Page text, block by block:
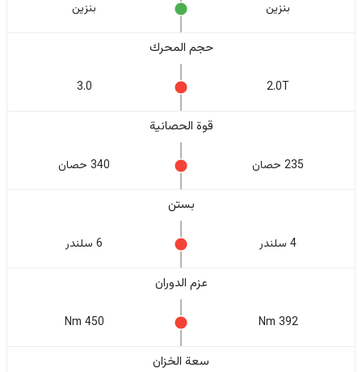
بنزين بنزين
حجم المحرك
2.0T
3.0
قوة الحصانية
235 حصان 340 حصان
بستن
4 سلندر 6 سلندر
عزم الدوران
392 Nm
450 Nm
سعة الخزان